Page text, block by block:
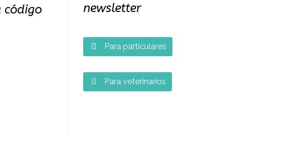
código
newsletter
 Para particulares
 Para veterinarios